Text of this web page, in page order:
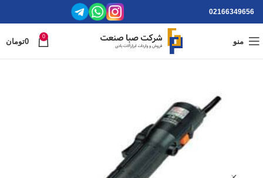
02166349656
منو
0
0تومان